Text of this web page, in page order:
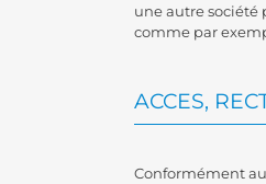
une autre société
comme par
ACCES,
Conformément